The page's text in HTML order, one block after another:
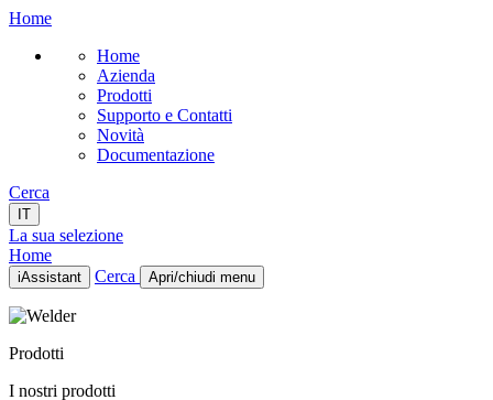
Home
Home
Azienda
Prodotti
Supporto e Contatti
Novità
Documentazione
Cerca
IT
La sua selezione
Home
iAssistant Cerca Apri/chiudi menu
Home
Prodotti
Novità
Prodotti
I nostri prodotti